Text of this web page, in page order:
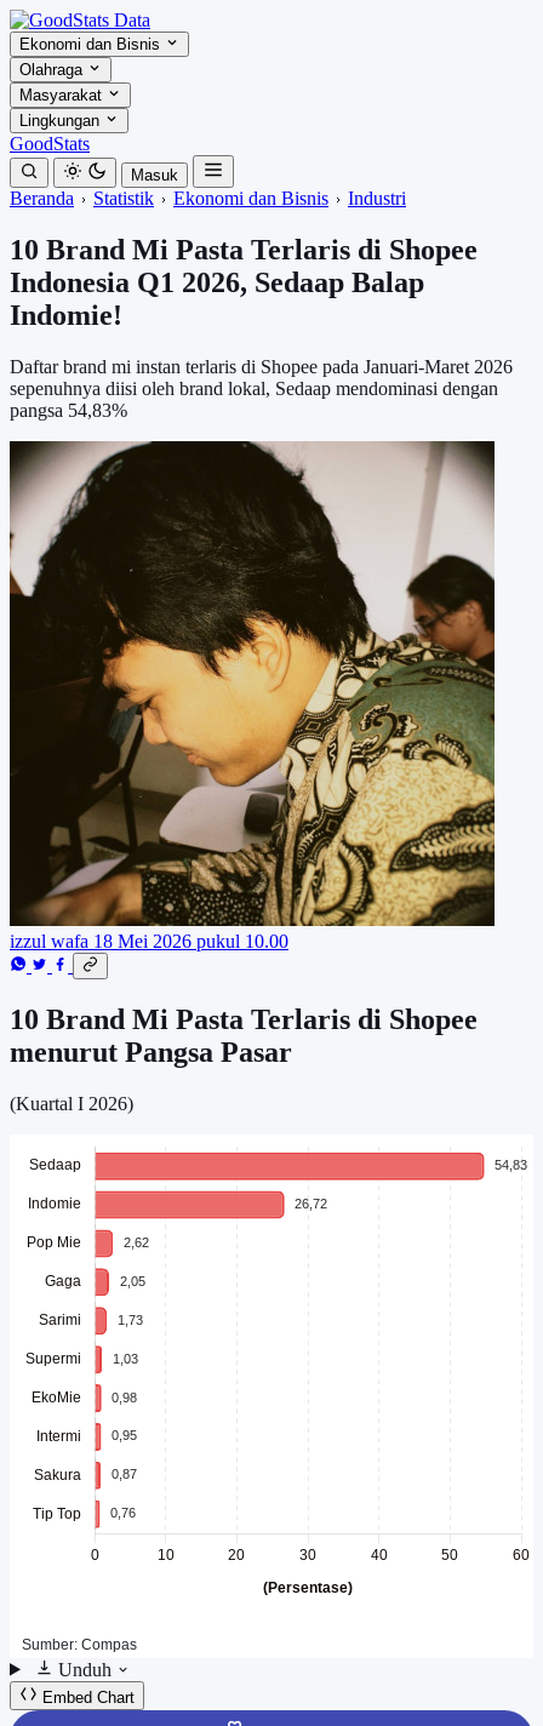
Ekonomi dan Bisnis
Olahraga
Masyarakat
Lingkungan
GoodStats
Masuk
Beranda Statistik Ekonomi dan Bisnis Industri
10 Brand Mi Pasta Terlaris di Shopee
Indonesia Q1 2026, Sedaap Balap
Indomie!
Daftar brand mi instan terlaris di Shopee pada Januari-Maret 2026
sepenuhnya diisi oleh brand lokal, Sedaap mendominasi dengan
pangsa 54,83%
izzul wafa 18 Mei 2026 pukul 10.00
10 Brand Mi Pasta Terlaris di Shopee
menurut Pangsa Pasar
(Kuartal I 2026)
Unduh
Embed Chart